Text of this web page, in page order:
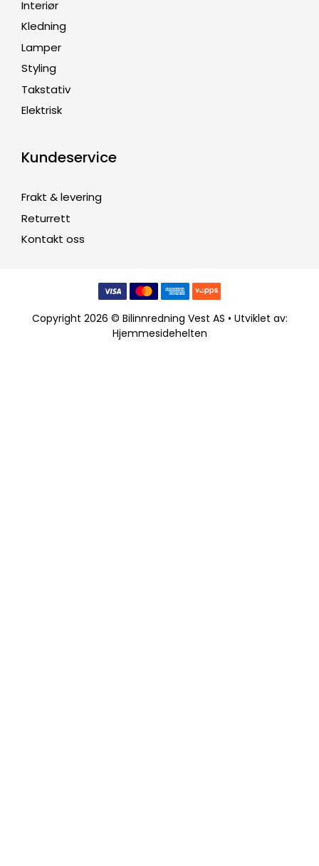
Interiør
Kledning
Lamper
Styling
Takstativ
Elektrisk
Kundeservice
Frakt & levering
Returrett
Kontakt oss
Copyright 2026 © Bilinnredning Vest AS • Utviklet av:
Hjemmesidehelten